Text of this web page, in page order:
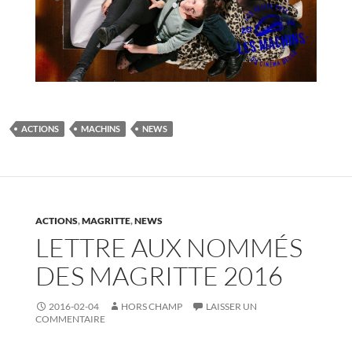
ACTIONS MACHINS NEWS
ACTIONS,MAGRITTE,NEWS
LETTRE AUX NOMMÉS
DES MAGRITTE 2016
2016-02-04 HORS CHAMP
LAISSER UN
COMMENTAIRE